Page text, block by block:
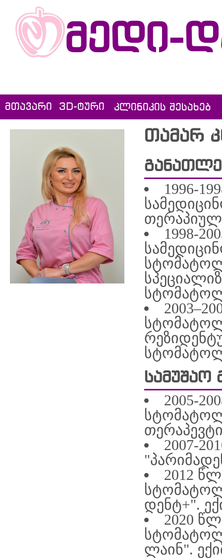
მედი-
მთავარი 3D-ტური კლინიკის შესახებ
თამარ
1996-
1998-
სამუშაო
2005-
2007-
2012
დენტ+".
2020
ლაინ".